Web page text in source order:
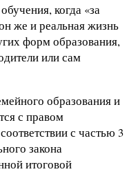
когда «за
же и реальная жизнь
форм образования,
или сам
образования и
с правом
с частью 3
закона
итоговой